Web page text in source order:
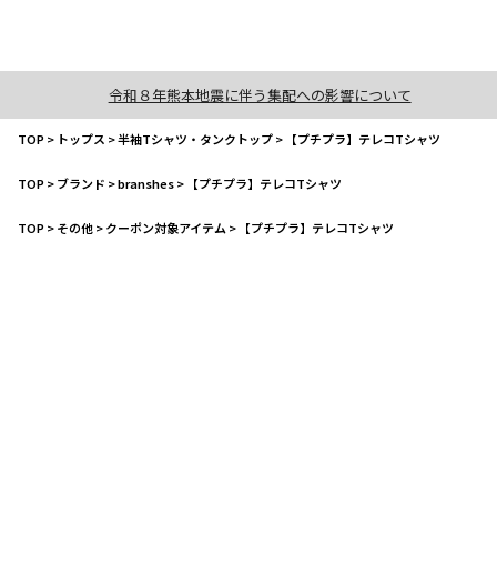
令和８年熊本地震に伴う集配への影響について
TOP> トップス >半袖Tシャツ・タンクトップ> 【プチプラ】テレコTシャツ
TOP>ブランド >branshes> 【プチプラ】テレコTシャツ
TOP>その他>クーポン対象アイテム > 【プチプラ】テレコTシャツ